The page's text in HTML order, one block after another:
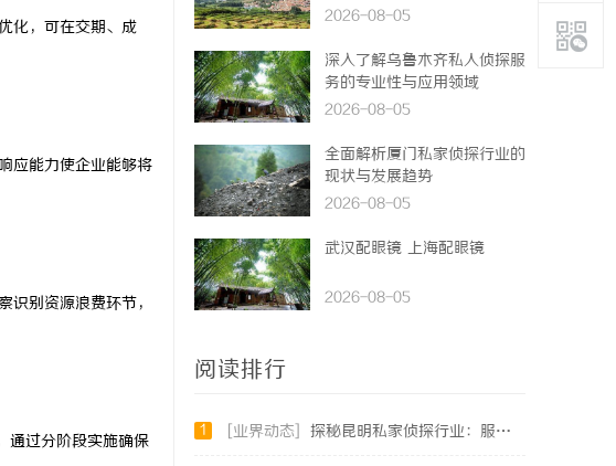
化，可在交期、成
应能力使企业能够将
别资源浪费环节，
通过分阶段实施确保
2026-08-05
深入了解乌鲁木齐私人侦探服
务的专业性与应用领域
2026-08-05
全面解析厦门私家侦探行业的
现状与发展趋势
2026-08-05
武汉配眼镜 上海配眼镜
2026-08-05
阅读排行
1 [业界动态] 探秘昆明私家侦探行业：服务、优势与法律守护